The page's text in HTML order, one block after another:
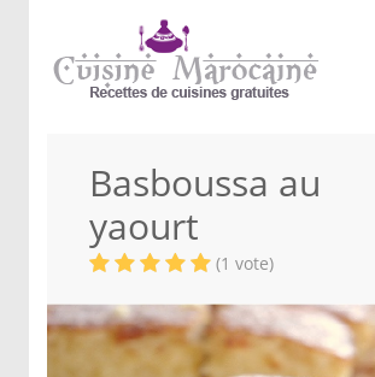
Basboussa au
yaourt
(1 vote)